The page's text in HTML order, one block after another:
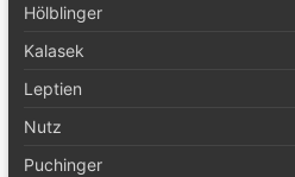
Hölblinger
Kalasek
Leptien
Nutz
Puchinger